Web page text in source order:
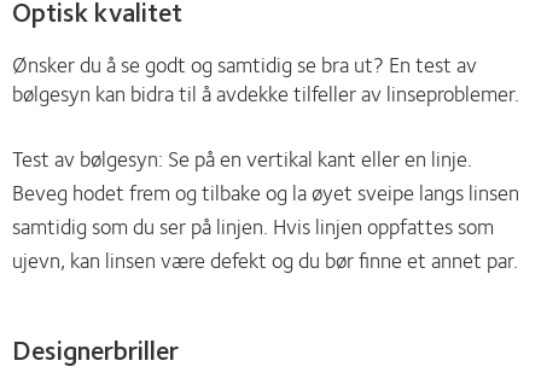
Optisk kvalitet
Ønsker du å se godt og samtidig se bra ut? En test av
bølgesyn kan bidra til å avdekke tilfeller av linseproblemer.
Test av bølgesyn: Se på en vertikal kant eller en linje.
Beveg hodet frem og tilbake og la øyet sveipe langs linsen
samtidig som du ser på linjen. Hvis linjen oppfattes som
ujevn, kan linsen være defekt og du bør finne et annet par.
Designerbriller